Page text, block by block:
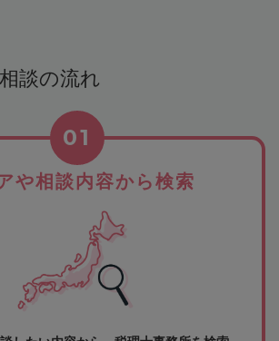
談の流れ
や相談内容から検索
01